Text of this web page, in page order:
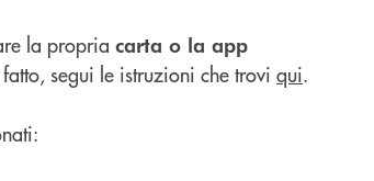
la propria carta o la app
segui le istruzioni che trovi qui.